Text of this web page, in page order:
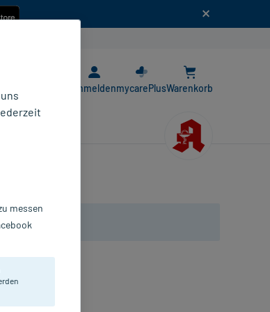
AnmeldenmycarePlusWarenkorb
sorgt. LSF 20.
messen